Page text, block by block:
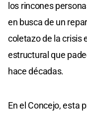
los rincones
en busca de un
coletazo de la crisis
estructural que
hace décadas.
En el Concejo, esta